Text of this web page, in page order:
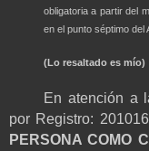
obligatoria a partir del
en el punto séptimo del
(Lo resaltado es mío)
En atención a
por Registro:
PERSONA COMO